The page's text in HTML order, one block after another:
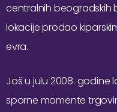
centralnih beogradskih
lokacije prodao
evra.
Još u julu 2008. godine
sporne momente